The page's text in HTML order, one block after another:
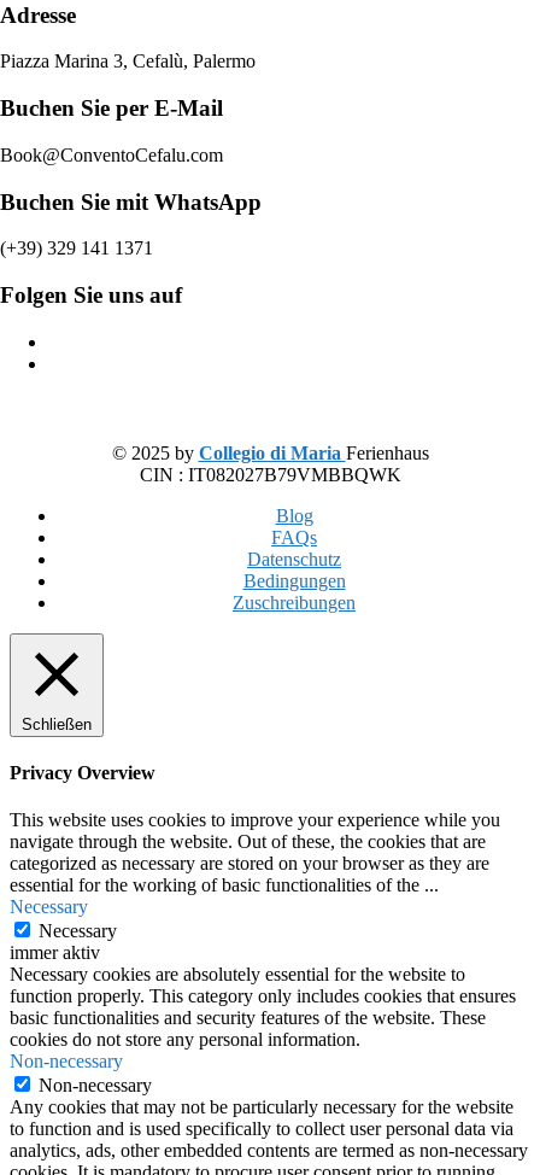
Adresse
Piazza Marina 3, Cefalù, Palermo
Buchen Sie per E-Mail
Book@ConventoCefalu.com
Buchen Sie mit WhatsApp
(+39) 329 141 1371
Folgen Sie uns auf
© 2025 by Collegio di Maria Ferienhaus
CIN : IT082027B79VMBBQWK
Blog
FAQs
Datenschutz
Bedingungen
Zuschreibungen
Schließen
Privacy Overview
This website uses cookies to improve your experience while you
navigate through the website. Out of these, the cookies that are
categorized as necessary are stored on your browser as they are
essential for the working of basic functionalities of the ...
Necessary
Necessary
immer aktiv
Necessary cookies are absolutely essential for the website to
function properly. This category only includes cookies that ensures
basic functionalities and security features of the website. These
cookies do not store any personal information.
Non-necessary
Non-necessary
Any cookies that may not be particularly necessary for the website
to function and is used specifically to collect user personal data via
analytics, ads, other embedded contents are termed as non-necessary